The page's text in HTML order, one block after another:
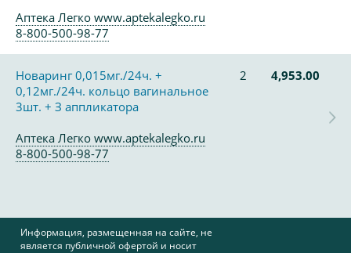
Аптека Легко www.aptekalegko.ru
8-800-500-98-77
Новаринг 0,015мг./24ч. +
0,12мг./24ч. кольцо вагинальное
3шт. + З аппликатора
2 4,953.00
Аптека Легко www.aptekalegko.ru
8-800-500-98-77
Информация, размещенная на сайте, не
является публичной офертой и носит